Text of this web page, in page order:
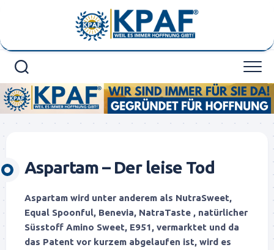
Aspartam – Der leise Tod
Aspartam wird unter anderem als NutraSweet,
Equal Spoonful, Benevia, NatraTaste , natürlicher
Süsstoff Amino Sweet, E951, vermarktet und da
das Patent vor kurzem abgelaufen ist, wird es